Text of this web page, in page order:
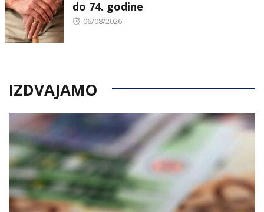
do 74. godine
Posted
06/08/2026
IZDVAJAMO